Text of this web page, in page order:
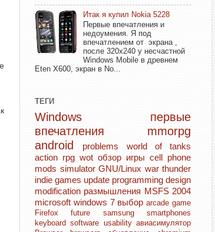
Итак я купил Nokia 5228
Первые впечатления и
недоумения. Я под
впечатлением от экрана ,
после 320х240 у несчастной
Windows Mobile в древнем
Eten X600, экран в No...
ТЕГИ
Windows первые
впечатления mmorpg
android
problems world of tanks
action rpg wot обзор игры cell phone
mods simulator GNU/Linux war thunder
indie games update programming design
modification размышления MSFS 2004
microsoft windows 7 выборarcade game
Firefoxfuture samsungsmartphones
keyboardsoftware usabilityавиасимулятор